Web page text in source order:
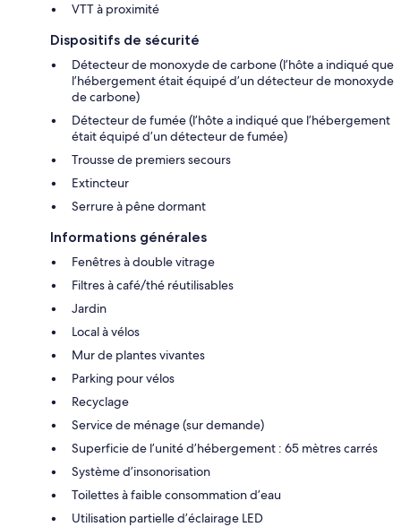
VTT à proximité
Dispositifs de sécurité
Détecteur de monoxyde de carbone (l’hôte a indiqué que
l’hébergement était équipé d’un détecteur de monoxyde
de carbone)
Détecteur de fumée (l’hôte a indiqué que l’hébergement
était équipé d’un détecteur de fumée)
Trousse de premiers secours
Extincteur
Serrure à pêne dormant
Informations générales
Fenêtres à double vitrage
Filtres à café/thé réutilisables
Jardin
Local à vélos
Mur de plantes vivantes
Parking pour vélos
Recyclage
Service de ménage (sur demande)
Superficie de l’unité d’hébergement : 65 mètres carrés
Système d’insonorisation
Toilettes à faible consommation d’eau
Utilisation partielle d’éclairage LED